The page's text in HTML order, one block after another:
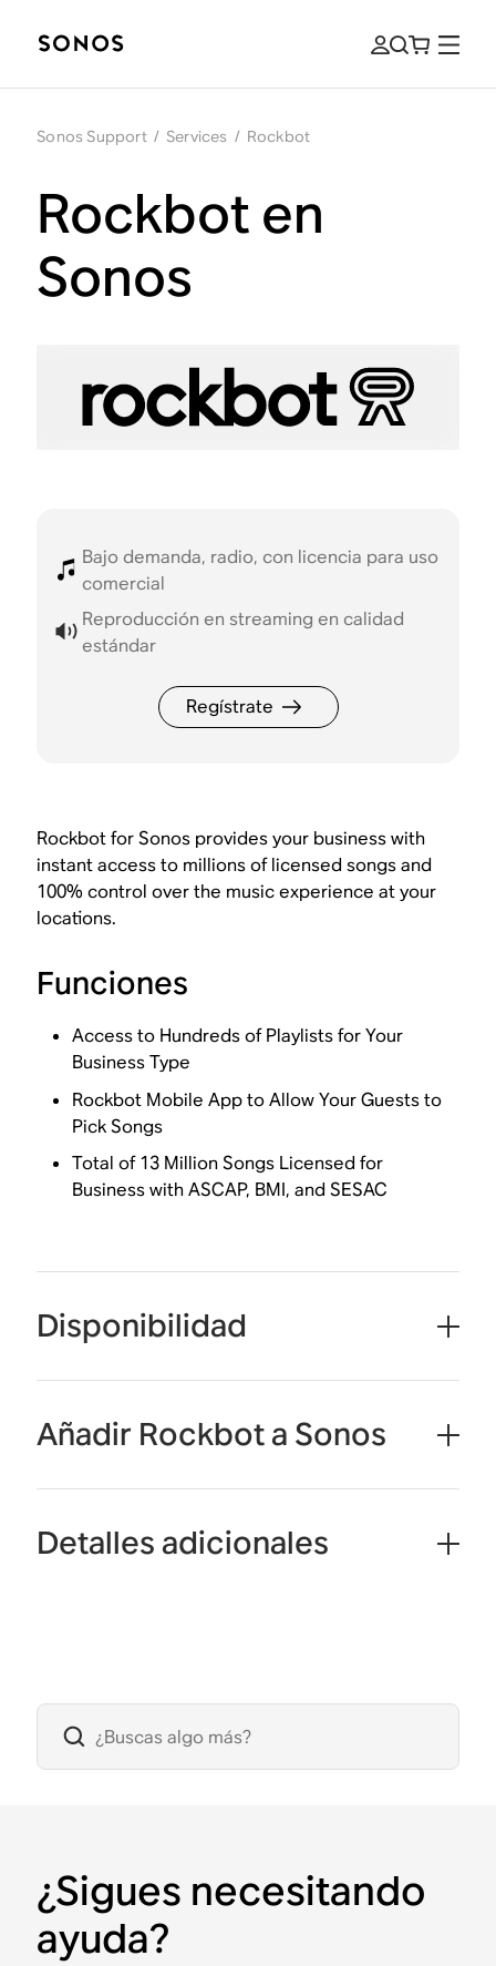
Sonos Support / Services / Rockbot
Rockbot en
Sonos
Bajo demanda, radio, con licencia para uso
comercial
Reproducción en streaming en calidad
estándar
Regístrate
Rockbot for Sonos provides your business with
instant access to millions of licensed songs and
100% control over the music experience at your
locations.
Funciones
Access to Hundreds of Playlists for Your
Business Type
Rockbot Mobile App to Allow Your Guests to
Pick Songs
Total of 13 Million Songs Licensed for
Business with ASCAP, BMI, and SESAC
Disponibilidad
Añadir Rockbot a Sonos
Detalles adicionales
¿Sigues necesitando
ayuda?